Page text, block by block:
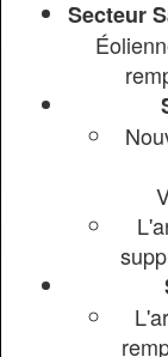
Arrivée
Secteur
N